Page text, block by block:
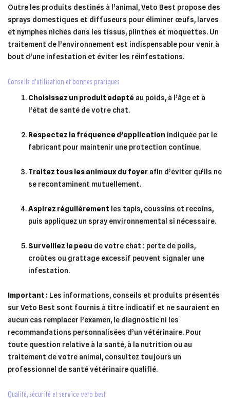
Outre les produits destinés à l’animal, Veto Best propose des
sprays domestiques et diffuseurs pour éliminer œufs, larves
et nymphes nichés dans les tissus, plinthes et moquettes. Un
traitement de l’environnement est indispensable pour venir à
bout d’une infestation et éviter les réinfestations.
conseils d’utilisation et bonnes pratiques
Choisissez un produit adapté au poids, à l’âge et à
l’état de santé de votre chat.
Respectez la fréquence d’application indiquée par le
fabricant pour maintenir une protection continue.
Traitez tous les animaux du foyer afin d’éviter qu’ils ne
se recontaminent mutuellement.
Aspirez régulièrement les tapis, coussins et recoins,
puis appliquez un spray environnemental si nécessaire.
Surveillez la peau de votre chat : perte de poils,
croûtes ou grattage excessif peuvent signaler une
infestation.
Important : Les informations, conseils et produits présentés
sur Veto Best sont fournis à titre indicatif et ne sauraient en
aucun cas remplacer l’examen, le diagnostic ni les
recommandations personnalisées d’un vétérinaire. Pour
toute question relative à la santé, à la nutrition ou au
traitement de votre animal, consultez toujours un
professionnel de santé vétérinaire qualifié.
qualité, sécurité et service veto best